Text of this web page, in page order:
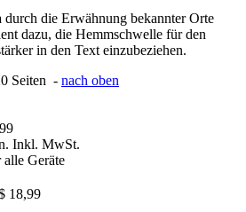
die Erwähnung bekannter Orte
dazu, die Hemmschwelle für den
in den Text einzubeziehen.
Seiten - nach oben
Inkl. MwSt.
Geräte
18,99